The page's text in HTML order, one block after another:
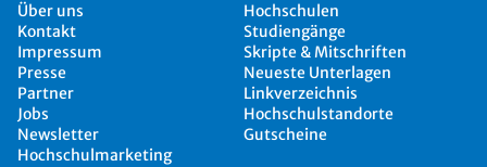
Über uns
Kontakt
Impressum
Presse
Partner
Jobs
Newsletter
Hochschulmarketing
Hochschulen
Studiengänge
Skripte & Mitschriften
Neueste Unterlagen
Linkverzeichnis
Hochschulstandorte
Gutscheine